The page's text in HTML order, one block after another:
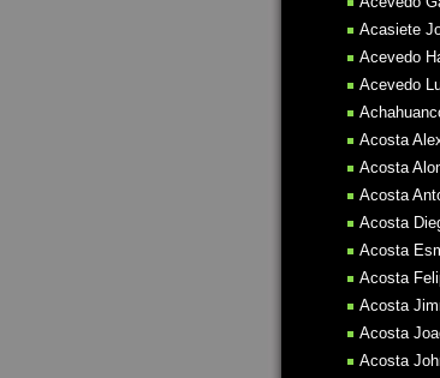
Acasiete
Acevedo
Acevedo
Acosta
Acosta
Acosta
Acosta
Acosta
Acosta
Acosta
Acosta
Acosta